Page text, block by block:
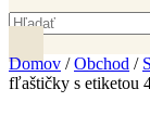
Domov /Obchod /
fľaštičky s etiketou